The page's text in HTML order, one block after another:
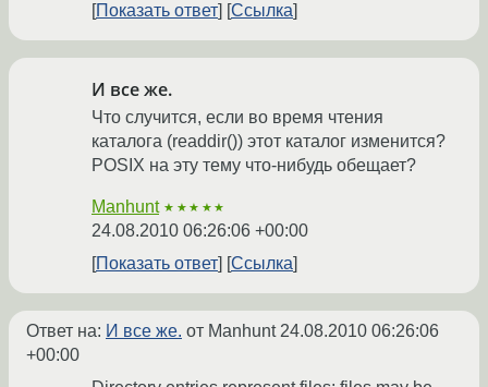
Показать ответ
Ссылка
И все же.
Что случится, если во время чтения
каталога (readdir()) этот каталог изменится?
POSIX на эту тему что-нибудь обещает?
Manhunt ★★★★★
24.08.2010 06:26:06 +00:00
Показать ответ
Ссылка
Ответ на: И все же. от Manhunt 24.08.2010 06:26:06
+00:00